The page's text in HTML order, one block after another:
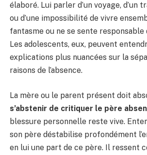
élaboré. Lui parler d’un voyage, d’un
ou d’une impossibilité de vivre
fantasme ou ne se sente responsable
Les adolescents, eux, peuvent
explications plus nuancées sur la
raisons de l’absence.
La mère ou le parent présent doit
s’abstenir de critiquer le père
blessure personnelle reste vive.
son père déstabilise profondément
en lui une part de ce père. Il ressent